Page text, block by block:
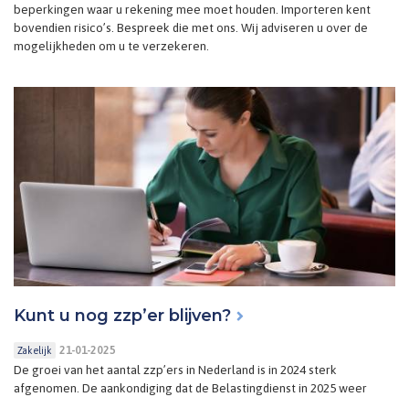
beperkingen waar u rekening mee moet houden. Importeren kent
bovendien risico’s. Bespreek die met ons. Wij adviseren u over de
mogelijkheden om u te verzekeren.
Kunt u nog zzp’er blijven?
Zakelijk 21-01-2025
De groei van het aantal zzp’ers in Nederland is in 2024 sterk
afgenomen. De aankondiging dat de Belastingdienst in 2025 weer